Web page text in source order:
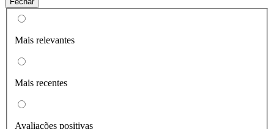
Mais relevantes
Mais recentes
Avaliações positivas